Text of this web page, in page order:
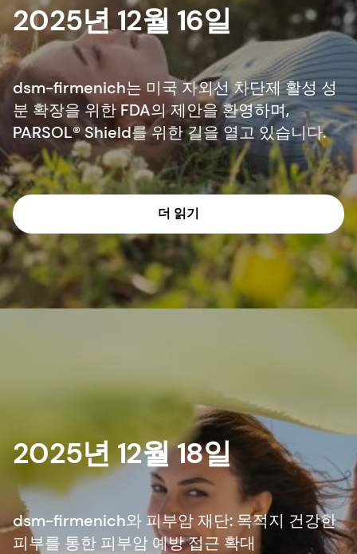
2025년 12월 16일
dsm-firmenich는 미국 자외선 차단제 활성 성
분 확장을 위한 FDA의 제안을 환영하며,
PARSOL® Shield를 위한 길을 열고 있습니다.
더 읽기
2025년 12월 18일
dsm-firmenich와 피부암 재단: 목적지 건강한
피부를 통한 피부암 예방 접근 확대